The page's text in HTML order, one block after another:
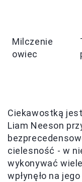
Milczenie
owiec
Ciekawostką
Liam Neeson
cielesność - w
wykonywać
wpłynęło na